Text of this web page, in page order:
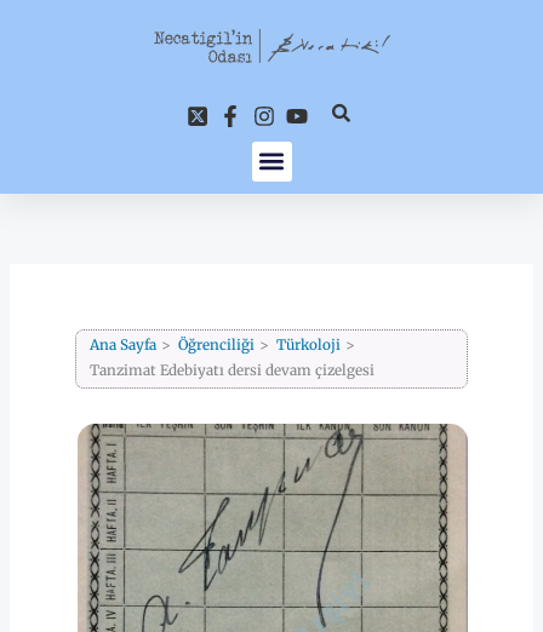
Ana Sayfa Öğrenciliği
Türkoloji
Tanzimat Edebiyatı dersi devam çizelgesi